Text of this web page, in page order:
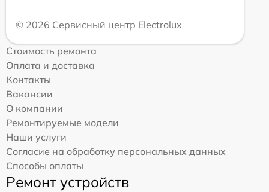
© 2026 Сервисный центр Electrolux
Стоимость ремонта
Оплата и доставка
Контакты
Вакансии
О компании
Ремонтируемые модели
Наши услуги
Согласие на обработку персональных данных
Способы оплаты
Ремонт устройств